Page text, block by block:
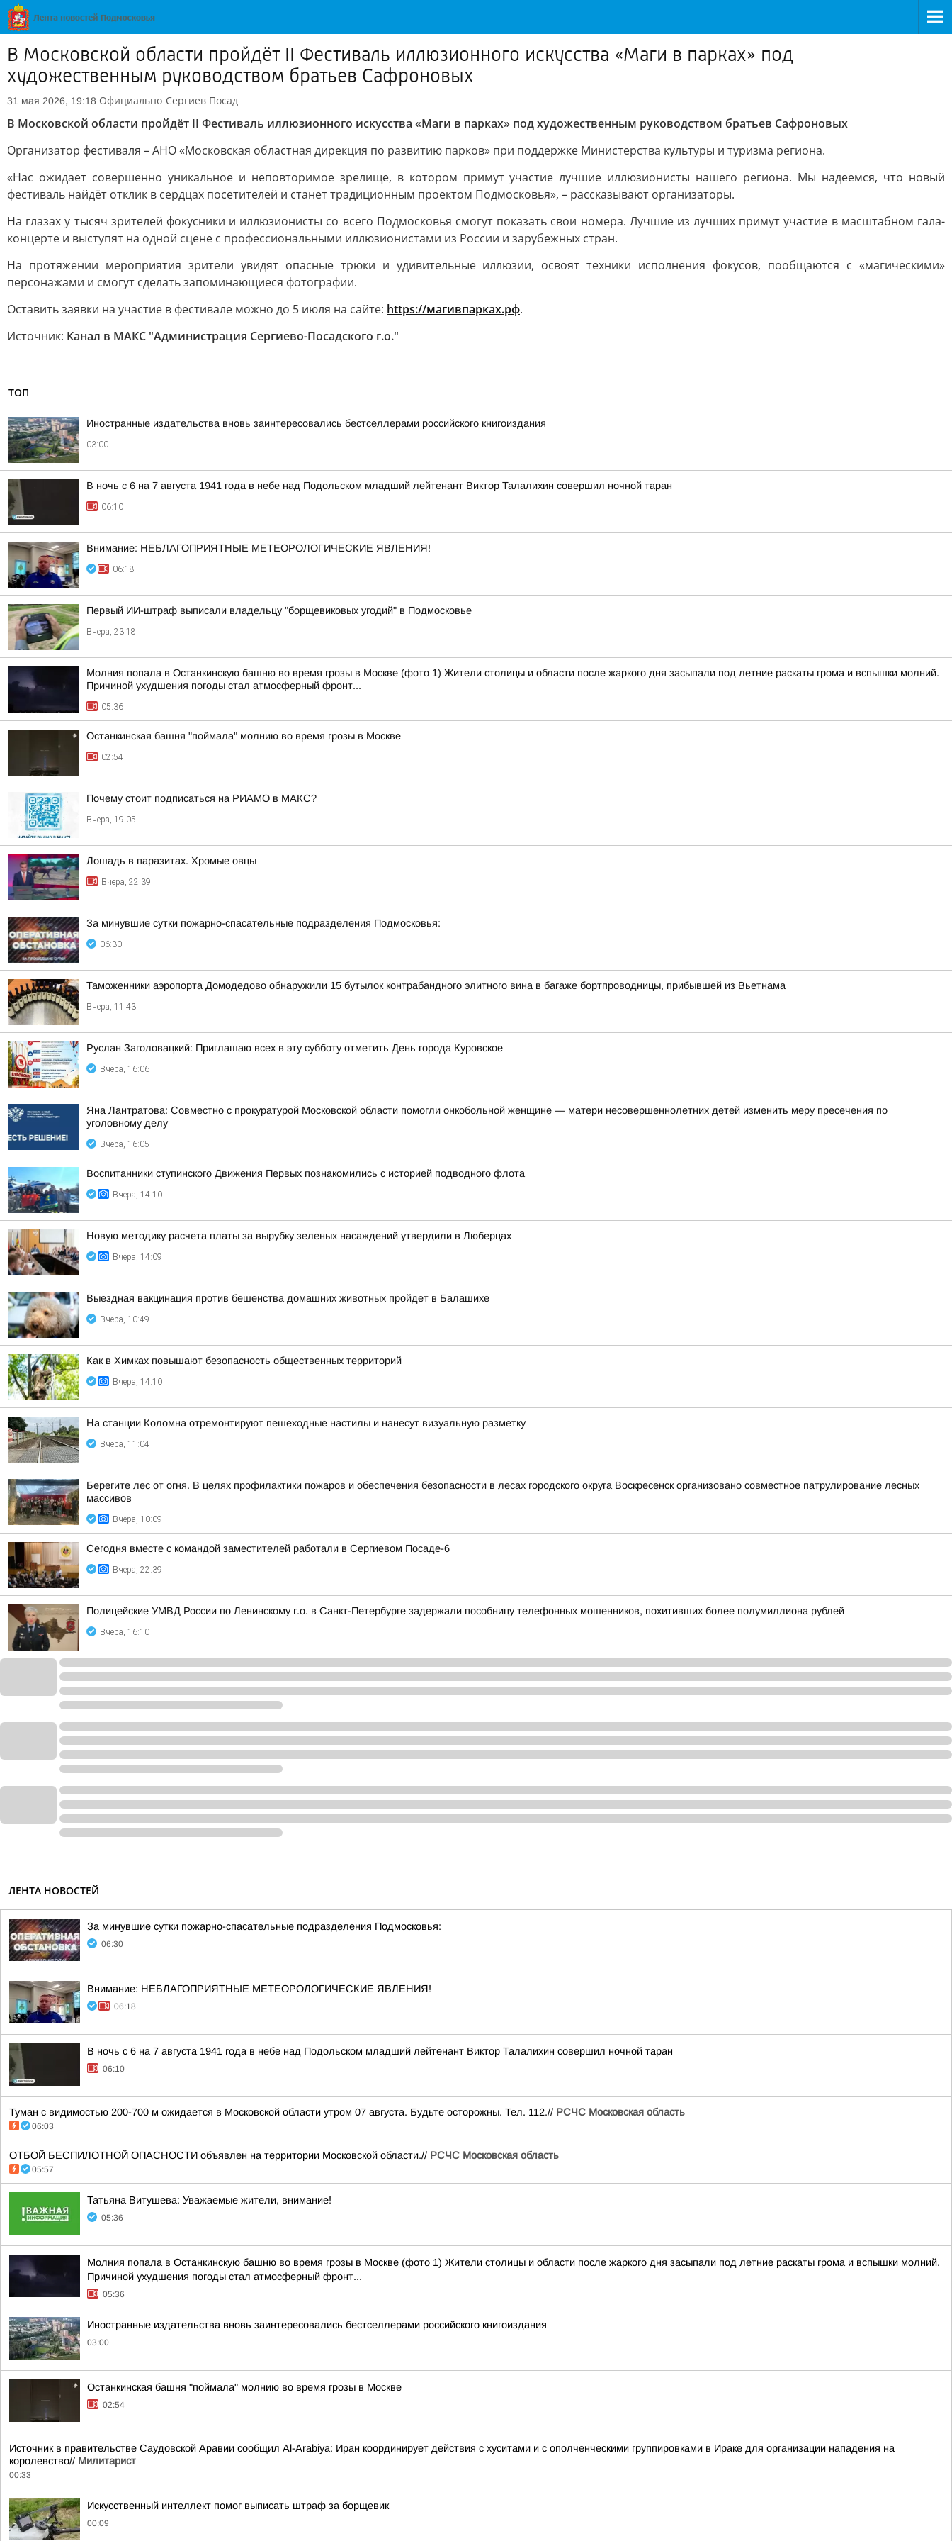
В Московской области пройдёт II Фестиваль иллюзионного искусства «Маги в парках» под
художественным руководством братьев Сафроновых
31 мая 2026, 19:18 Официально Сергиев Посад
В Московской области пройдёт II Фестиваль иллюзионного искусства «Маги в парках» под художественным руководством братьев Сафроновых
Организатор фестиваля – АНО «Московская областная дирекция по развитию парков» при поддержке Министерства культуры и туризма региона.
«Нас ожидает совершенно уникальное и неповторимое зрелище, в котором примут участие лучшие иллюзионисты нашего региона. Мы надеемся, что новый
фестиваль найдёт отклик в сердцах посетителей и станет традиционным проектом Подмосковья», – рассказывают организаторы.
На глазах у тысяч зрителей фокусники и иллюзионисты со всего Подмосковья смогут показать свои номера. Лучшие из лучших примут участие в масштабном гала-
концерте и выступят на одной сцене с профессиональными иллюзионистами из России и зарубежных стран.
На протяжении мероприятия зрители увидят опасные трюки и удивительные иллюзии, освоят техники исполнения фокусов, пообщаются с «магическими»
персонажами и смогут сделать запоминающиеся фотографии.
Оставить заявки на участие в фестивале можно до 5 июля на сайте: https://магивпарках.рф.
Источник: Канал в МАКС "Администрация Сергиево-Посадского г.о."
ТОП
Иностранные издательства вновь заинтересовались бестселлерами российского книгоиздания
03:00
В ночь с 6 на 7 августа 1941 года в небе над Подольском младший лейтенант Виктор Талалихин совершил ночной таран
06:10
Внимание: НЕБЛАГОПРИЯТНЫЕ МЕТЕОРОЛОГИЧЕСКИЕ ЯВЛЕНИЯ!
06:18
Первый ИИ-штраф выписали владельцу "борщевиковых угодий" в Подмосковье
Вчера, 23:18
Молния попала в Останкинскую башню во время грозы в Москве (фото 1) Жители столицы и области после жаркого дня засыпали под летние раскаты грома и вспышки молний.
Причиной ухудшения погоды стал атмосферный фронт...
05:36
Останкинская башня "поймала" молнию во время грозы в Москве
02:54
Почему стоит подписаться на РИАМО в МАКС?
Вчера, 19:05
Лошадь в паразитах. Хромые овцы
Вчера, 22:39
За минувшие сутки пожарно-спасательные подразделения Подмосковья:
06:30
Таможенники аэропорта Домодедово обнаружили 15 бутылок контрабандного элитного вина в багаже бортпроводницы, прибывшей из Вьетнама
Вчера, 11:43
Руслан Заголовацкий: Приглашаю всех в эту субботу отметить День города Куровское
Вчера, 16:06
Яна Лантратова: Совместно с прокуратурой Московской области помогли онкобольной женщине — матери несовершеннолетних детей изменить меру пресечения по
уголовному делу
Вчера, 16:05
Воспитанники ступинского Движения Первых познакомились с историей подводного флота
Вчера, 14:10
Новую методику расчета платы за вырубку зеленых насаждений утвердили в Люберцах
Вчера, 14:09
Выездная вакцинация против бешенства домашних животных пройдет в Балашихе
Вчера, 10:49
Как в Химках повышают безопасность общественных территорий
Вчера, 14:10
На станции Коломна отремонтируют пешеходные настилы и нанесут визуальную разметку
Вчера, 11:04
Берегите лес от огня. В целях профилактики пожаров и обеспечения безопасности в лесах городского округа Воскресенск организовано совместное патрулирование лесных
массивов
Вчера, 10:09
Сегодня вместе с командой заместителей работали в Сергиевом Посаде-6
Вчера, 22:39
Полицейские УМВД России по Ленинскому г.о. в Санкт-Петербурге задержали пособницу телефонных мошенников, похитивших более полумиллиона рублей
Вчера, 16:10
ЛЕНТА НОВОСТЕЙ
За минувшие сутки пожарно-спасательные подразделения Подмосковья:
06:30
Внимание: НЕБЛАГОПРИЯТНЫЕ МЕТЕОРОЛОГИЧЕСКИЕ ЯВЛЕНИЯ!
06:18
В ночь с 6 на 7 августа 1941 года в небе над Подольском младший лейтенант Виктор Талалихин совершил ночной таран
06:10
Туман с видимостью 200-700 м ожидается в Московской области утром 07 августа. Будьте осторожны. Тел. 112.// РСЧС Московская область
06:03
ОТБОЙ БЕСПИЛОТНОЙ ОПАСНОСТИ объявлен на территории Московской области.// РСЧС Московская область
05:57
Татьяна Витушева: Уважаемые жители, внимание!
05:36
Молния попала в Останкинскую башню во время грозы в Москве (фото 1) Жители столицы и области после жаркого дня засыпали под летние раскаты грома и вспышки молний.
Причиной ухудшения погоды стал атмосферный фронт...
05:36
Иностранные издательства вновь заинтересовались бестселлерами российского книгоиздания
03:00
Останкинская башня "поймала" молнию во время грозы в Москве
02:54
Источник в правительстве Саудовской Аравии сообщил Al-Arabiya: Иран координирует действия с хуситами и с ополченческими группировками в Ираке для организации нападения на
королевство// Милитарист
00:33
Искусственный интеллект помог выписать штраф за борщевик
00:09